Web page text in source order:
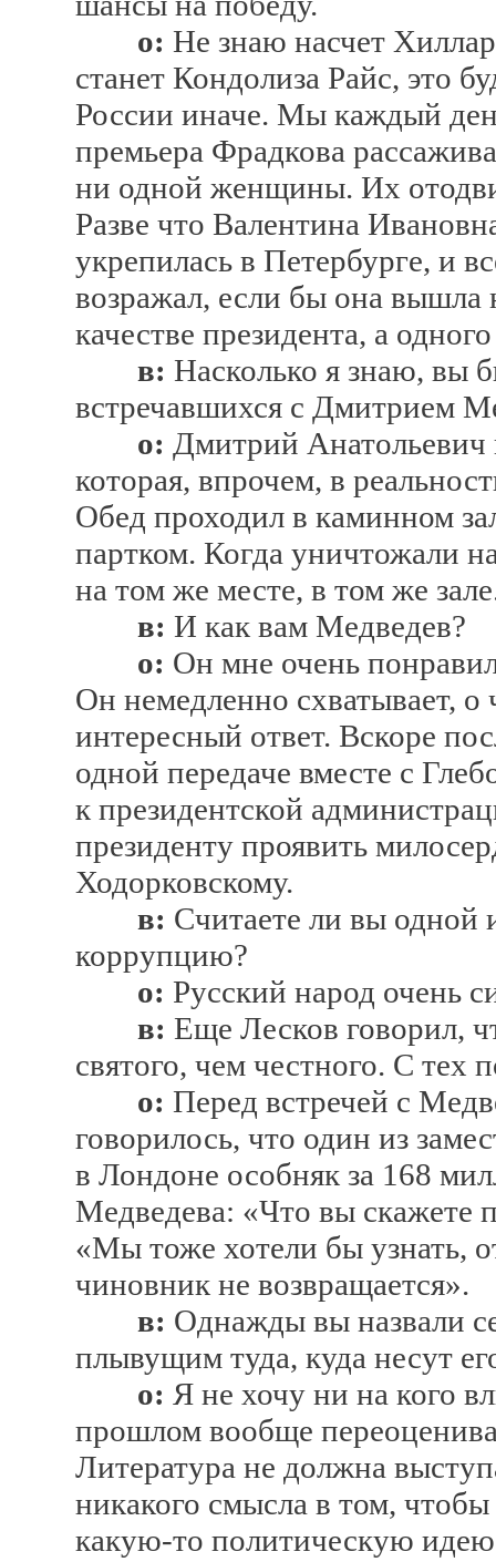
о: Не знаю насчет
станет Кондолиза Райс, это
России иначе. Мы каждый
премьера Фрадкова
ни одной женщины. Их
Разве что Валентина
укрепилась в Петербурге, и
возражал, если бы она вышла
качестве президента, а
в: Насколько я знаю, вы
встречавшихся с Дмитрием
о: Дмитрий Анатольевич
которая, впрочем, в
Обед проходил в каминном
партком. Когда уничтожали
на том же месте, в том же
в: И как вам Медведев?
о: Он мне очень
Он немедленно схватывает, о
интересный ответ. Вскоре
одной передаче вместе с
к президентской
президенту проявить
Ходорковскому.
в: Считаете ли вы одной
коррупцию?
о: Русский народ очень
в: Еще Лесков говорил,
святого, чем честного. С тех
о: Перед встречей с
говорилось, что один из
в Лондоне особняк за 168
Медведева: «Что вы скажете
«Мы тоже хотели бы узнать,
чиновник не возвращается».
в: Однажды вы назвали
плывущим туда, куда несут
о: Я не хочу ни на кого
прошлом вообще
Литература не должна
никакого смысла в том,
какую-то политическую